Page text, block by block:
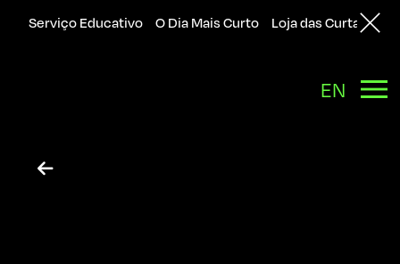
Serviço Educativo O Dia Mais Curto Loja das Curtas
EN
